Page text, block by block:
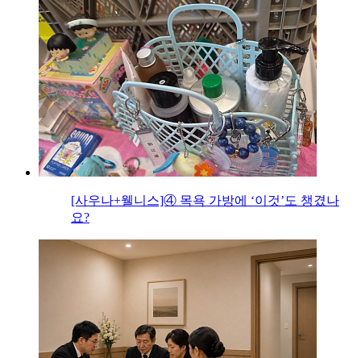
[사우나+웰니스]④ 목욕 가방에 ‘이것’도 챙겼나
요?